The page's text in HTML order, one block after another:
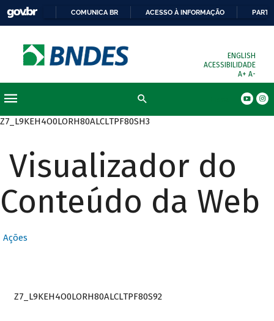
COMUNICA BR ACESSO À INFORMAÇÃO
ENGLISH
ACESSIBILIDADE
A+ A-
Z7_L9KEH4O0LORH80ALCLTPF80SH3
Visualizador do
Conteúdo da Web
Ações
Z7_L9KEH4O0LORH80ALCLTPF80S92